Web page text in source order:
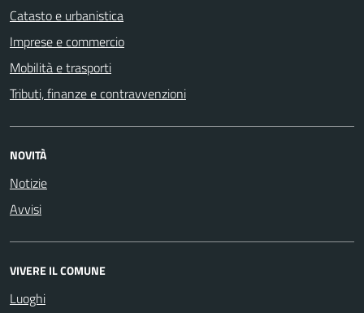
Catasto e urbanistica
Imprese e commercio
Mobilità e trasporti
Tributi, finanze e contravvenzioni
NOVITÀ
Notizie
Avvisi
VIVERE IL COMUNE
Luoghi